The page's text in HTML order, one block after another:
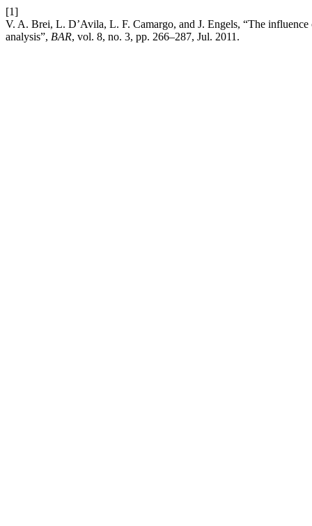
[1]
V. A. Brei, L. D’Avila, L. F. Camargo, and J. Engels, “The
analysis”, BAR, vol. 8, no. 3, pp. 266–287, Jul. 2011.